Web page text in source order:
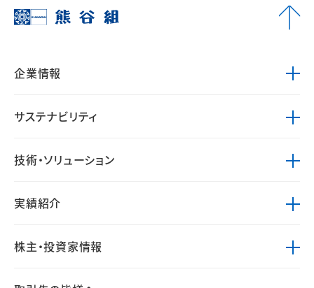
企業情報
サステナビリティ
技術・ソリューション
実績紹介
株主・投資家情報